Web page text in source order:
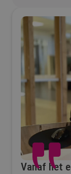
Vanaf het